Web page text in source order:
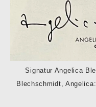
Signatur Angelica
Blechschmidt,